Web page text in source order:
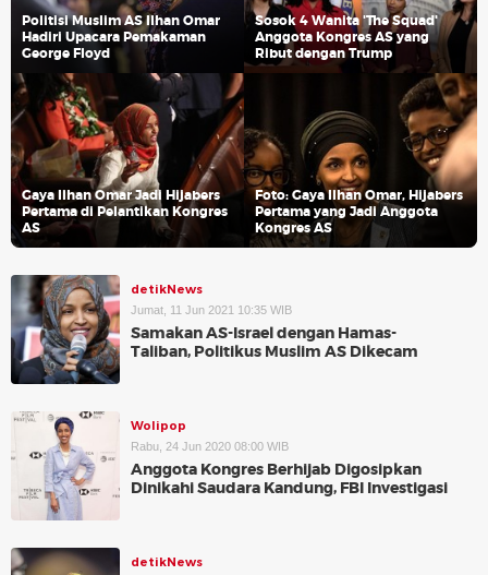
Politisi Muslim AS Ilhan Omar
Hadiri Upacara Pemakaman
George Floyd
Sosok 4 Wanita 'The Squad'
Anggota Kongres AS yang
Ribut dengan Trump
Gaya Ilhan Omar Jadi Hijabers
Pertama di Pelantikan Kongres
AS
Foto: Gaya Ilhan Omar, Hijabers
Pertama yang Jadi Anggota
Kongres AS
detikNews
Jumat, 11 Jun 2021 10:35 WIB
Samakan AS-Israel dengan Hamas-
Taliban, Politikus Muslim AS Dikecam
Wolipop
Rabu, 24 Jun 2020 08:00 WIB
Anggota Kongres Berhijab Digosipkan
Dinikahi Saudara Kandung, FBI Investigasi
detikNews